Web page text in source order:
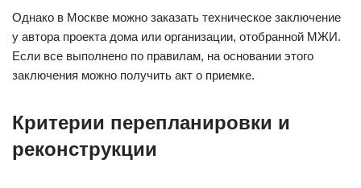
Однако в Москве можно заказать техническое заключение
у автора проекта дома или организации, отобранной МЖИ.
Если все выполнено по правилам, на основании этого
заключения можно получить акт о приемке.
Критерии перепланировки и
реконструкции